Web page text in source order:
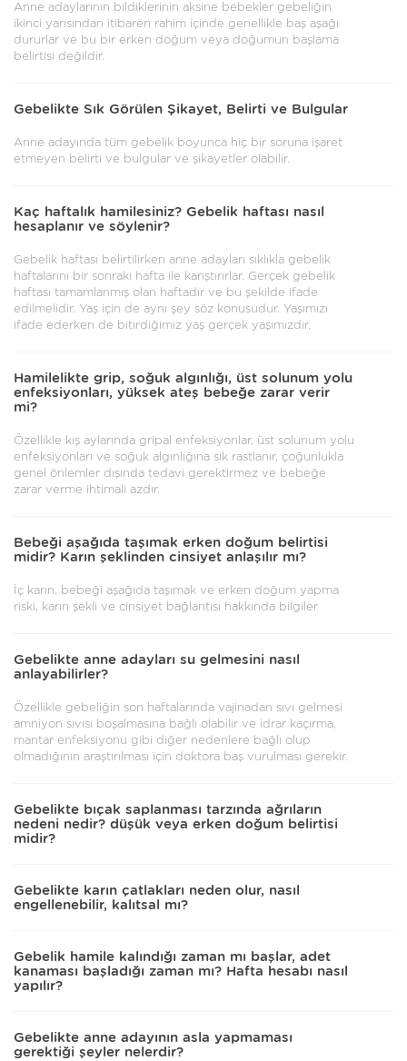
Anne adaylarının bildiklerinin aksine bebekler gebeliğin
ikinci yarısından itibaren rahim içinde genellikle baş aşağı
dururlar ve bu bir erken doğum veya doğumun başlama
belirtisi değildir.
Gebelikte Sık Görülen Şikayet, Belirti ve Bulgular
Anne adayında tüm gebelik boyunca hiç bir soruna işaret
etmeyen belirti ve bulgular ve şikayetler olabilir.
Kaç haftalık hamilesiniz? Gebelik haftası nasıl
hesaplanır ve söylenir?
Gebelik haftası belirtilirken anne adayları sıklıkla gebelik
haftalarını bir sonraki hafta ile karıştırırlar. Gerçek gebelik
haftası tamamlanmış olan haftadır ve bu şekilde ifade
edilmelidir. Yaş için de aynı şey söz konusudur. Yaşımızı
ifade ederken de bitirdiğimiz yaş gerçek yaşımızdır.
Hamilelikte grip, soğuk algınlığı, üst solunum yolu
enfeksiyonları, yüksek ateş bebeğe zarar verir
mi?
Özellikle kış aylarında gripal enfeksiyonlar, üst solunum yolu
enfeksiyonları ve soğuk algınlığına sık rastlanır, çoğunlukla
genel önlemler dışında tedavi gerektirmez ve bebeğe
zarar verme ihtimali azdır.
Bebeği aşağıda taşımak erken doğum belirtisi
midir? Karın şeklinden cinsiyet anlaşılır mı?
İç karın, bebeği aşağıda taşımak ve erken doğum yapma
riski, karın şekli ve cinsiyet bağlantısı hakkında bilgiler
Gebelikte anne adayları su gelmesini nasıl
anlayabilirler?
Özellikle gebeliğin son haftalarında vajinadan sıvı gelmesi
amniyon sıvısı boşalmasına bağlı olabilir ve idrar kaçırma,
mantar enfeksiyonu gibi diğer nedenlere bağlı olup
olmadığının araştırılması için doktora baş vurulması gerekir.
Gebelikte bıçak saplanması tarzında ağrıların
nedeni nedir? düşük veya erken doğum belirtisi
midir?
Gebelikte karın çatlakları neden olur, nasıl
engellenebilir, kalıtsal mı?
Gebelik hamile kalındığı zaman mı başlar, adet
kanaması başladığı zaman mı? Hafta hesabı nasıl
yapılır?
Gebelikte anne adayının asla yapmaması
gerektiği şeyler nelerdir?